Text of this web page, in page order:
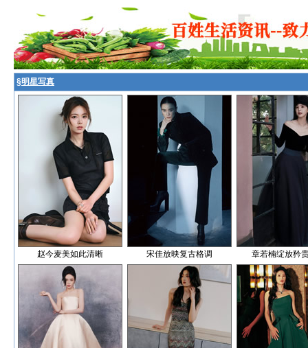
§明星写真
赵今麦美如此清晰 宋佳放映复古格调 章若楠绽放矜